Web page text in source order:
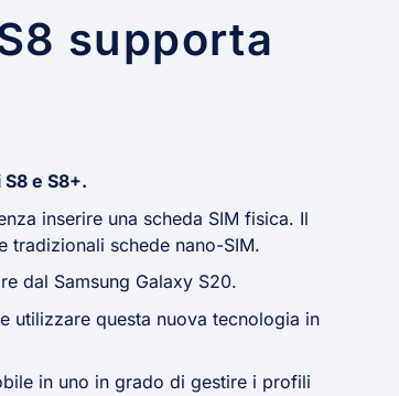
supporta
e S8+.
inserire una scheda SIM fisica. Il
tradizionali schede nano-SIM.
dal Samsung Galaxy S20.
utilizzare questa nuova tecnologia in
in uno in grado di gestire i profili